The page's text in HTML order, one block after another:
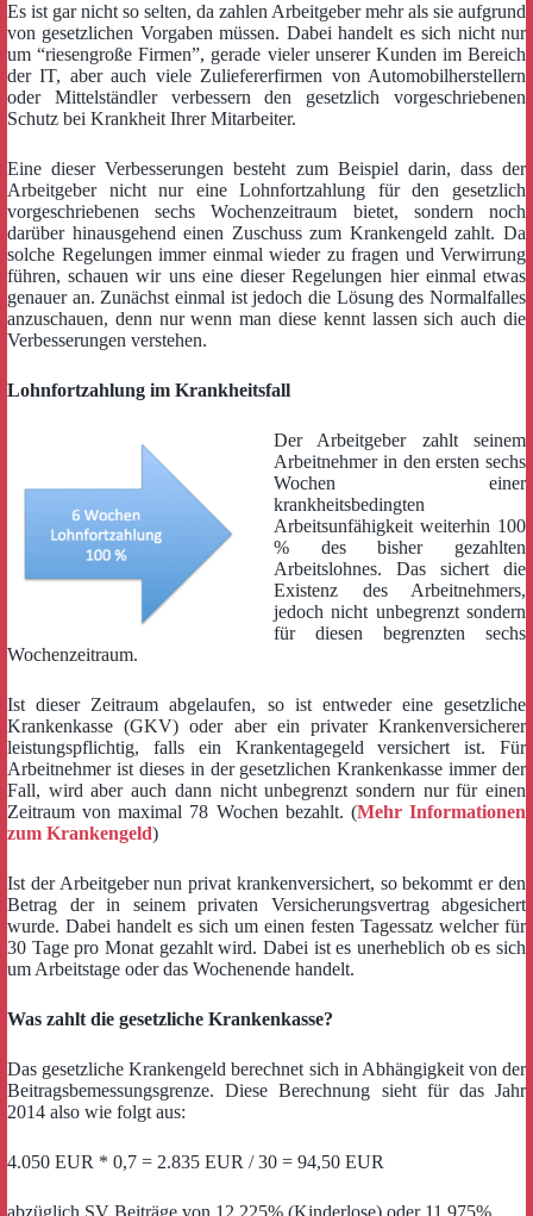
Es ist gar nicht so selten, da zahlen Arbeitgeber mehr als sie aufgrund
von gesetzlichen Vorgaben müssen. Dabei handelt es sich nicht nur
um “riesengroße Firmen”, gerade vieler unserer Kunden im Bereich
der IT, aber auch viele Zuliefererfirmen von Automobilherstellern
oder Mittelständler verbessern den gesetzlich vorgeschriebenen
Schutz bei Krankheit Ihrer Mitarbeiter.
Eine dieser Verbesserungen besteht zum Beispiel darin, dass der
Arbeitgeber nicht nur eine Lohnfortzahlung für den gesetzlich
vorgeschriebenen sechs Wochenzeitraum bietet, sondern noch
darüber hinausgehend einen Zuschuss zum Krankengeld zahlt. Da
solche Regelungen immer einmal wieder zu fragen und Verwirrung
führen, schauen wir uns eine dieser Regelungen hier einmal etwas
genauer an. Zunächst einmal ist jedoch die Lösung des Normalfalles
anzuschauen, denn nur wenn man diese kennt lassen sich auch die
Verbesserungen verstehen.
Lohnfortzahlung im Krankheitsfall
Der Arbeitgeber zahlt seinem
Arbeitnehmer in den ersten sechs
Wochen einer
krankheitsbedingten
Arbeitsunfähigkeit weiterhin 100
% des bisher gezahlten
Arbeitslohnes. Das sichert die
Existenz des Arbeitnehmers,
jedoch nicht unbegrenzt sondern
für diesen begrenzten sechs
Wochenzeitraum.
Ist dieser Zeitraum abgelaufen, so ist entweder eine gesetzliche
Krankenkasse (GKV) oder aber ein privater Krankenversicherer
leistungspflichtig, falls ein Krankentagegeld versichert ist. Für
Arbeitnehmer ist dieses in der gesetzlichen Krankenkasse immer der
Fall, wird aber auch dann nicht unbegrenzt sondern nur für einen
Zeitraum von maximal 78 Wochen bezahlt. (Mehr Informationen
zum Krankengeld)
Ist der Arbeitgeber nun privat krankenversichert, so bekommt er den
Betrag der in seinem privaten Versicherungsvertrag abgesichert
wurde. Dabei handelt es sich um einen festen Tagessatz welcher für
30 Tage pro Monat gezahlt wird. Dabei ist es unerheblich ob es sich
um Arbeitstage oder das Wochenende handelt.
Was zahlt die gesetzliche Krankenkasse?
Das gesetzliche Krankengeld berechnet sich in Abhängigkeit von der
Beitragsbemessungsgrenze. Diese Berechnung sieht für das Jahr
2014 also wie folgt aus:
4.050 EUR * 0,7 = 2.835 EUR / 30 = 94,50 EUR
abzüglich SV Beiträge von 12,225% (Kinderlose) oder 11,975%